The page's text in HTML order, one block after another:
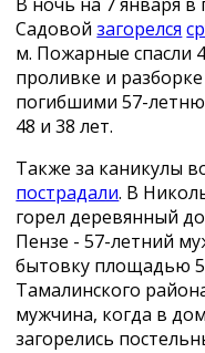
Садовойзагорелся
м. Пожарные спасли
проливке и
погибшими 57-
48 и 38 лет.
Также за каникулы
пострадали. В
горел деревянный
Пензе - 57-летний
бытовку площадью
Тамалинского
мужчина, когда в
загорелись